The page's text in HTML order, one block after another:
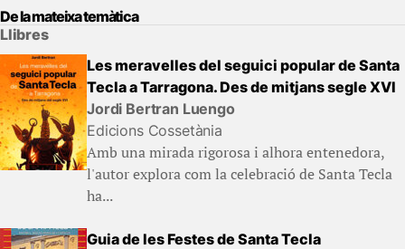
De la mateixa temàtica
Llibres
Les meravelles del seguici popular de Santa
Tecla a Tarragona. Des de mitjans segle XVI
Jordi Bertran Luengo
Edicions Cossetània
Amb una mirada rigorosa i alhora entenedora,
l'autor explora com la celebració de Santa Tecla
ha...
Guia de les Festes de Santa Tecla